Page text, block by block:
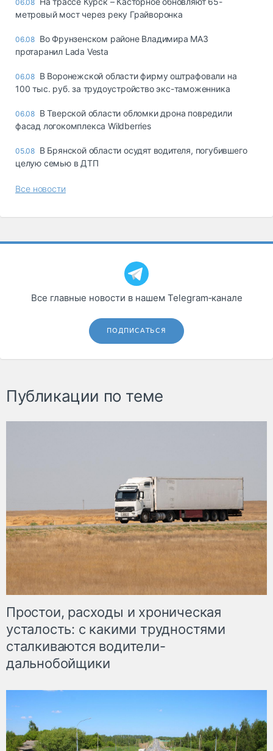
06.08
метровый мост через реку Грайворонка
06.08 Во Фрунзенском районе Владимира МАЗ
протаранил Lada Vesta
06.08 В Воронежской области фирму оштрафовали на
100 тыс. руб. за трудоустройство экс-таможенника
06.08 В Тверской области обломки дрона повредили
фасад логокомплекса Wildberries
05.08 В Брянской области осудят водителя, погубившего
целую семью в ДТП
Все новости
Все главные новости в нашем Telegram‑канале
ПОДПИСАТЬСЯ
Публикации по теме
Простои, расходы и хроническая
усталость: с какими трудностями
сталкиваются водители-
дальнобойщики